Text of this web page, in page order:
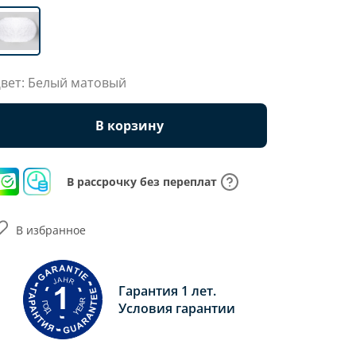
Белый матовый
В корзину
В рассрочку без переплат
Гарантия 1 лет.
Условия гарантии
В избранное